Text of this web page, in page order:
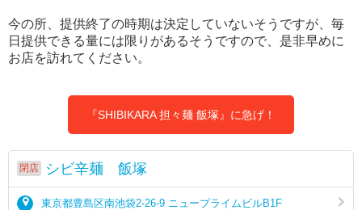
今の所、提供終了の時期は決定していないそうですが、毎
日提供できる量には限りがあるそうですので、是非早めに
お店を訪れてください。
『SHIBIKARA 担々麺 飯塚』に急げ！
閉店 シビ辛麺 飯塚
東京都豊島区南池袋2-26-9 ニュープライムビルB1F